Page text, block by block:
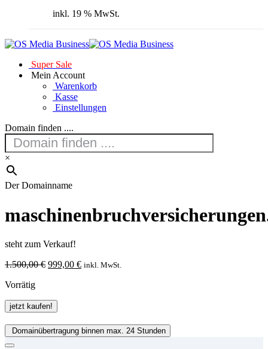
inkl. 19 % MwSt.
Super Sale
Mein Account
Warenkorb
Kasse
Einstellungen
Domain finden ....
×
Der Domainname
steht zum Verkauf!
1.500,00€ Ursprünglicher
999,00 €Aktueller
inkl. MwSt.
Vorrätig
maschinenbruchversicherungen.de
Menge
jetzt kaufen!
Domainübertragung binnen max. 24 Stunden